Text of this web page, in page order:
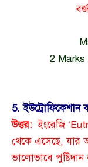
2
5.
উত্তর: ইংরেজি
থেকে এসেছে, যার
ভালোভাবে